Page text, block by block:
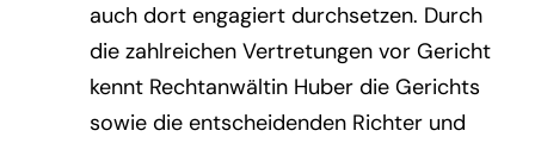
auch dort engagiert durchsetzen. Durch
die zahlreichen Vertretungen vor Gericht
kennt Rechtanwältin Huber die Gerichts
sowie die entscheidenden Richter und